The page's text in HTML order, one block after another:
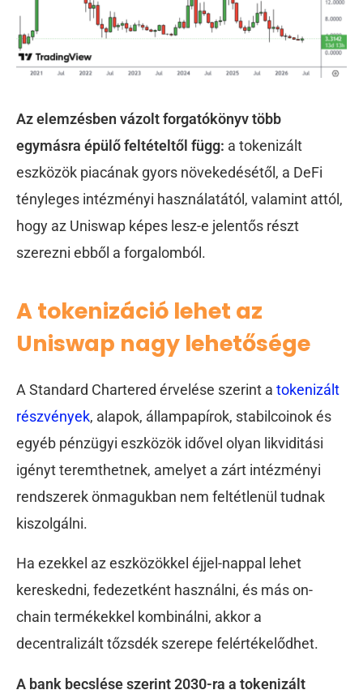
Az elemzésben vázolt forgatókönyv több
egymásra épülő feltételtől függ: a tokenizált
eszközök piacának gyors növekedésétől, a DeFi
tényleges intézményi használatától, valamint attól,
hogy az Uniswap képes lesz-e jelentős részt
szerezni ebből a forgalomból.
A tokenizáció lehet az
Uniswap nagy lehetősége
A Standard Chartered érvelése szerint a tokenizált
részvények, alapok, állampapírok, stabilcoinok és
egyéb pénzügyi eszközök idővel olyan likviditási
igényt teremthetnek, amelyet a zárt intézményi
rendszerek önmagukban nem feltétlenül tudnak
kiszolgálni.
Ha ezekkel az eszközökkel éjjel-nappal lehet
kereskedni, fedezetként használni, és más on-
chain termékekkel kombinálni, akkor a
decentralizált tőzsdék szerepe felértékelődhet.
A bank becslése szerint 2030-ra a tokenizált